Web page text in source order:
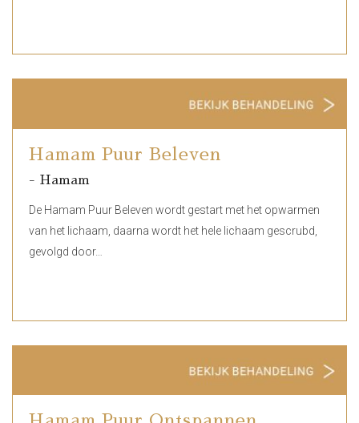
Hamam Puur Beleven
- Hamam
De Hamam Puur Beleven wordt gestart met het opwarmen
van het lichaam, daarna wordt het hele lichaam gescrubd,
gevolgd door…